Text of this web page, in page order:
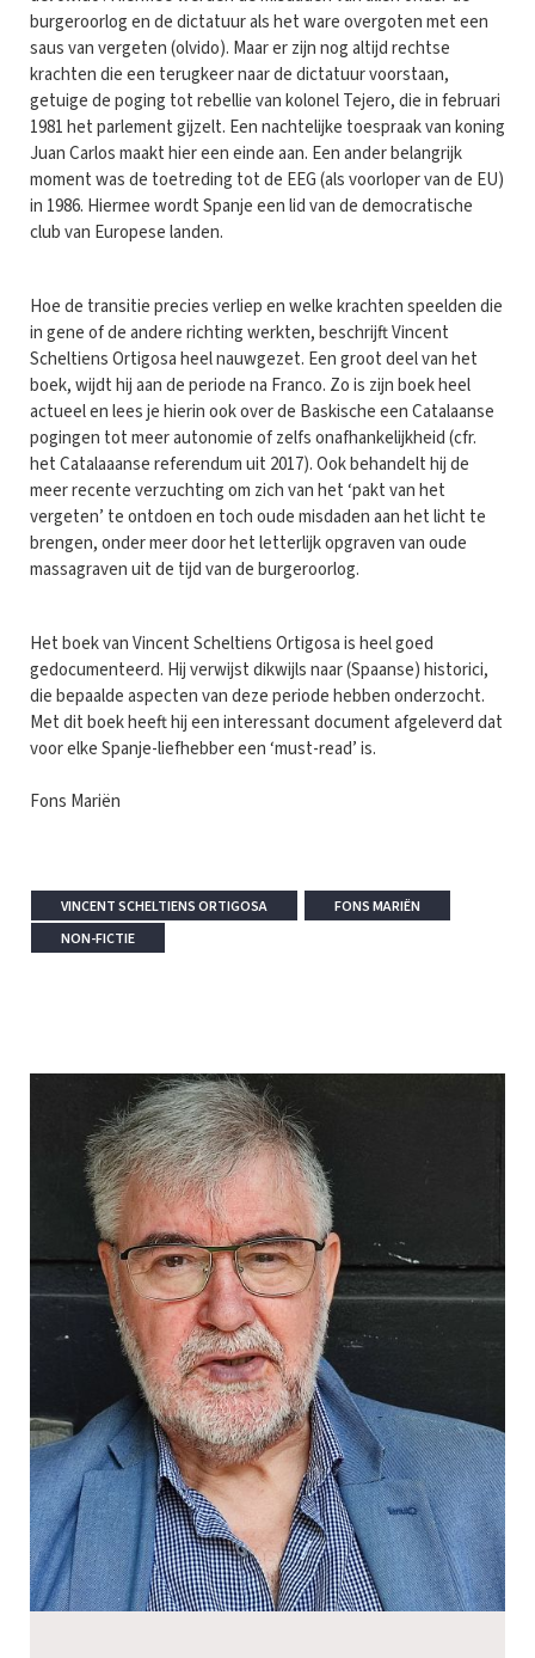
burgeroorlog en de dictatuur als het ware overgoten met een
saus van vergeten (olvido). Maar er zijn nog altijd rechtse
krachten die een terugkeer naar de dictatuur voorstaan,
getuige de poging tot rebellie van kolonel Tejero, die in februari
1981 het parlement gijzelt. Een nachtelijke toespraak van koning
Juan Carlos maakt hier een einde aan. Een ander belangrijk
moment was de toetreding tot de EEG (als voorloper van de EU)
in 1986. Hiermee wordt Spanje een lid van de democratische
club van Europese landen.
Hoe de transitie precies verliep en welke krachten speelden die
in gene of de andere richting werkten, beschrijft Vincent
Scheltiens Ortigosa heel nauwgezet. Een groot deel van het
boek, wijdt hij aan de periode na Franco. Zo is zijn boek heel
actueel en lees je hierin ook over de Baskische een Catalaanse
pogingen tot meer autonomie of zelfs onafhankelijkheid (cfr.
het Catalaaanse referendum uit 2017). Ook behandelt hij de
meer recente verzuchting om zich van het ‘pakt van het
vergeten’ te ontdoen en toch oude misdaden aan het licht te
brengen, onder meer door het letterlijk opgraven van oude
massagraven uit de tijd van de burgeroorlog.
Het boek van Vincent Scheltiens Ortigosa is heel goed
gedocumenteerd. Hij verwijst dikwijls naar (Spaanse) historici,
die bepaalde aspecten van deze periode hebben onderzocht.
Met dit boek heeft hij een interessant document afgeleverd dat
voor elke Spanje-liefhebber een ‘must-read’ is.
Fons Mariën
VINCENT SCHELTIENS ORTIGOSA
FONS MARIËN
NON-FICTIE